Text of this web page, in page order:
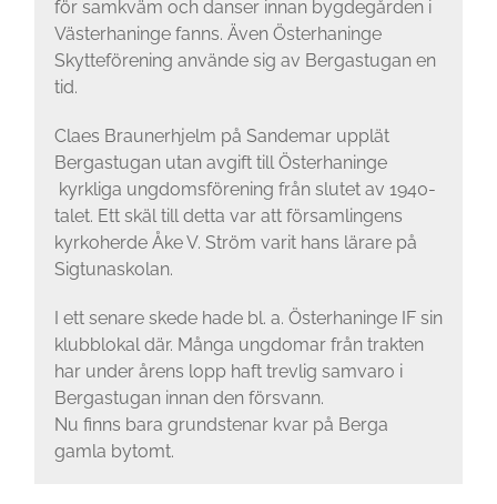
för samkväm och danser innan bygdegården i
Västerhaninge fanns. Även Österhaninge
Skytteförening använde sig av Bergastugan en
tid.
Claes Braunerhjelm på Sandemar upplät
Bergastugan utan avgift till Österhaninge
kyrkliga ungdomsförening från slutet av 1940-
talet. Ett skäl till detta var att församlingens
kyrkoherde Åke V. Ström varit hans lärare på
Sigtunaskolan.
I ett senare skede hade bl. a. Österhaninge IF sin
klubblokal där. Många ungdomar från trakten
har under årens lopp haft trevlig samvaro i
Bergastugan innan den försvann.
Nu finns bara grundstenar kvar på Berga
gamla bytomt.